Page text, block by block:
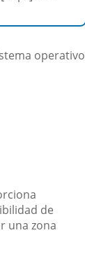
operativo
de
una zona